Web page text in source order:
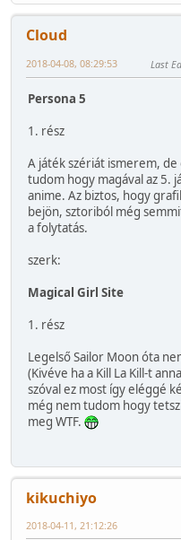
Cloud
2018-04-08, 08:29:53 Last
Persona 5
1. rész
A játék szériát ismerem,
tudom hogy magával az 5.
anime. Az biztos, hogy
bejön, sztoriból még
a folytatás.
szerk:
Magical Girl Site
1. rész
Legelső Sailor Moon óta
(Kivéve ha a Kill La Kill-t
szóval ez most így eléggé
még nem tudom hogy
meg WTF.
kikuchiyo
2018-04-11, 21:12:26